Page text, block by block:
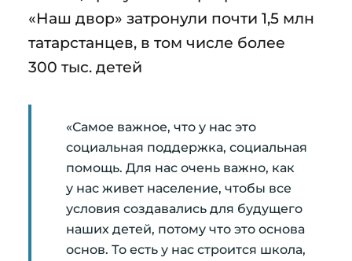
«Наш двор» затронули почти 1,5 млн
татарстанцев, в том числе более
300 тыс. детей
«Самое важное, что у нас это
социальная поддержка, социальная
помощь. Для нас очень важно, как
у нас живет население, чтобы все
условия создавались для будущего
наших детей, потому что это основа
основ. То есть у нас строится школа,